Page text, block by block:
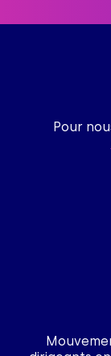
Pour